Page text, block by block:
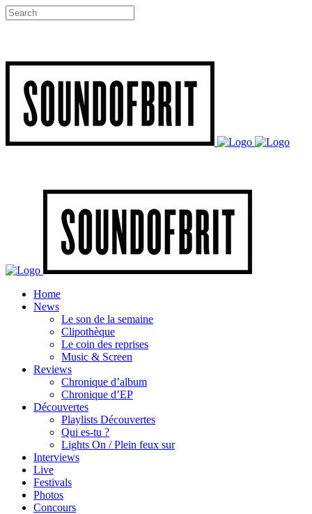
Home
News
Le son de la semaine
Clipothèque
Le coin des reprises
Music & Screen
Reviews
Chronique d’album
Chronique d’EP
Découvertes
Playlists Découvertes
Qui es-tu ?
Lights On / Plein feux sur
Interviews
Live
Festivals
Photos
Concours